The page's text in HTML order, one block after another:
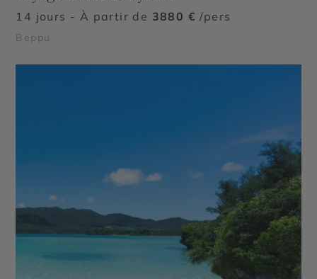
14 jours - À partir de 3880 € /pers
Beppu